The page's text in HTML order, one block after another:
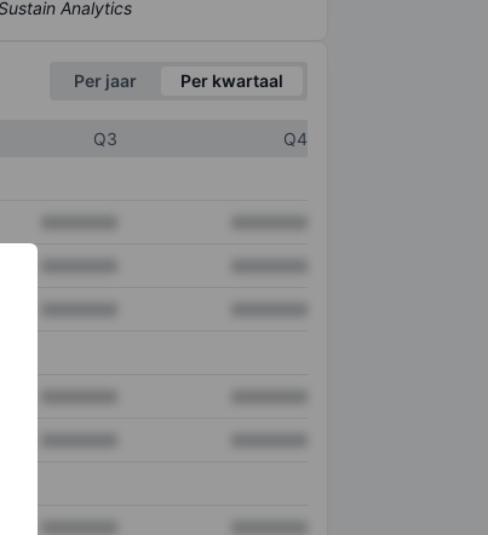
Per jaar Per kwartaal
Q3
Q4